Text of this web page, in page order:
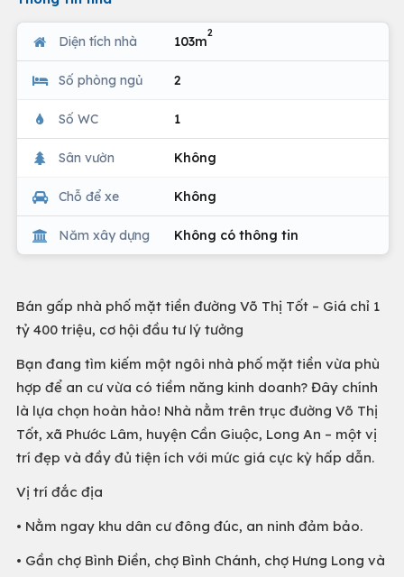
Diện tích nhà 103m
2
Số phòng ngủ 2
Số WC 1
Sân vườn Không
Chỗ để xe Không
Năm xây dựng Không có thông tin
Bán gấp nhà phố mặt tiền đường Võ Thị Tốt – Giá chỉ 1
tỷ 400 triệu, cơ hội đầu tư lý tưởng
Bạn đang tìm kiếm một ngôi nhà phố mặt tiền vừa phù
hợp để an cư vừa có tiềm năng kinh doanh? Đây chính
là lựa chọn hoàn hảo! Nhà nằm trên trục đường Võ Thị
Tốt, xã Phước Lâm, huyện Cần Giuộc, Long An – một vị
trí đẹp và đầy đủ tiện ích với mức giá cực kỳ hấp dẫn.
Vị trí đắc địa
• Nằm ngay khu dân cư đông đúc, an ninh đảm bảo.
• Gần chợ Bình Điền, chợ Bình Chánh, chợ Hưng Long và